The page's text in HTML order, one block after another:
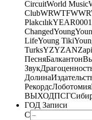
CircuitWorld Music
ClubWRWTFWWR
PlakcılıkYEAR0001
ChangedYoung
LifeYoung Tiki
TurksYZYZAN
ПесняБалкантон
Звук
Долина
РекордсЛоботомия
ВЫХОДПСГ
ГОД Записи
С